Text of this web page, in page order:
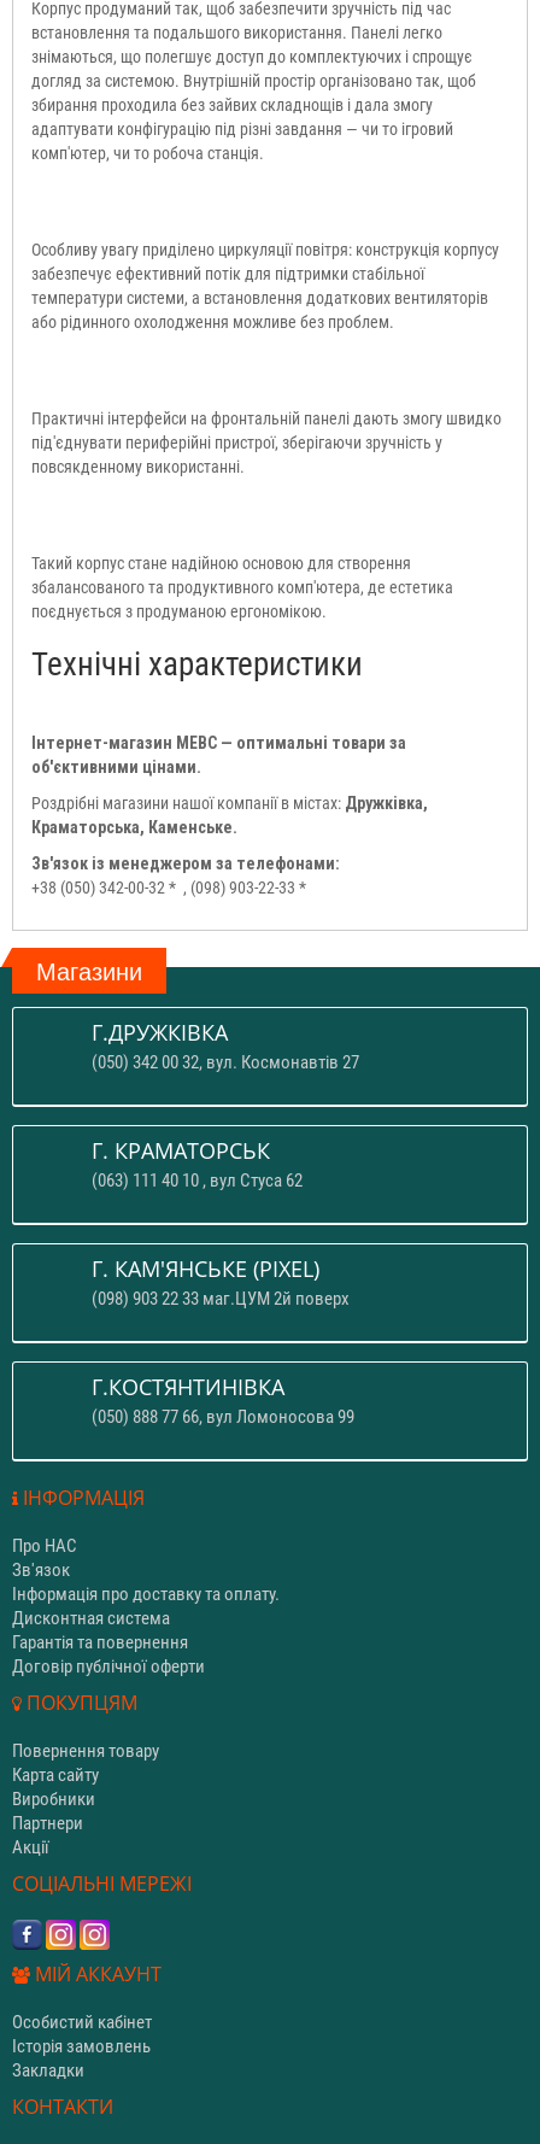
Корпус продуманий так, щоб забезпечити зручність під час
встановлення та подальшого використання. Панелі легко
знімаються, що полегшує доступ до комплектуючих і спрощує
догляд за системою. Внутрішній простір організовано так, щоб
збирання проходила без зайвих складнощів і дала змогу
адаптувати конфігурацію під різні завдання — чи то ігровий
комп'ютер, чи то робоча станція.
Особливу увагу приділено циркуляції повітря: конструкція корпусу
забезпечує ефективний потік для підтримки стабільної
температури системи, а встановлення додаткових вентиляторів
або рідинного охолодження можливе без проблем.
Практичні інтерфейси на фронтальній панелі дають змогу швидко
під'єднувати периферійні пристрої, зберігаючи зручність у
повсякденному використанні.
Такий корпус стане надійною основою для створення
збалансованого та продуктивного комп'ютера, де естетика
поєднується з продуманою ергономікою.
Технічні характеристики
Інтернет-магазин МЕВС — оптимальні товари за
об'єктивними цінами.
Роздрібні магазини нашої компанії в містах: Дружківка,
Краматорська, Каменське.
Зв'язок із менеджером за телефонами:
+38 (050) 342-00-32 * , (098) 903-22-33 *
Магазини
Г.ДРУЖКІВКА
(050) 342 00 32, вул. Космонавтів 27
Г. КРАМАТОРСЬК
(063) 111 40 10 , вул Стуса 62
Г. КАМ'ЯНСЬКЕ (PIXEL)
(098) 903 22 33 маг.ЦУМ 2й поверх
Г.КОСТЯНТИНІВКА
(050) 888 77 66, вул Ломоносова 99
ІНФОРМАЦІЯ
Про НАС
Зв'язок
Інформація про доставку та оплату.
Дисконтная система
Гарантія та повернення
Договір публічної оферти
ПОКУПЦЯМ
Повернення товару
Карта сайту
Виробники
Партнери
Акції
СОЦІАЛЬНІ МЕРЕЖІ
МІЙ АККАУНТ
Особистий кабінет
Історія замовлень
Закладки
КОНТАКТИ